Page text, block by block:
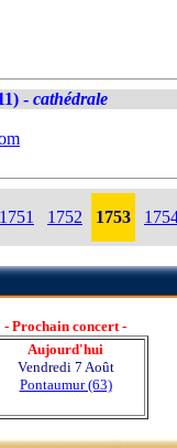
- cathédrale
1751 1752 1753
- Prochain concert -
Aujourd'hui
Vendredi 7 Août
Pontaumur (63)